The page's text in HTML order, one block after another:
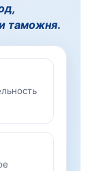
таможня.